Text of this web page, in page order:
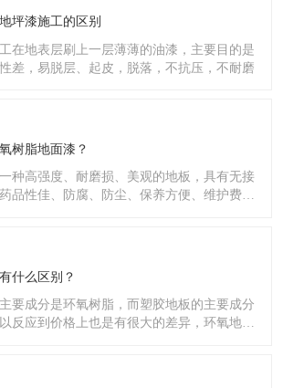
坪漆施工的区别
在地表层刷上一层薄薄的油漆，主要目的是
差，易脱层、起皮，脱落，不抗压，不耐磨
树脂地面漆？
种高强度、耐磨损、美观的地板，具有无接
品性佳、防腐、防尘、保养方便、维护费用
什么区别？
要成分是环氧树脂，而塑胶地板的主要成分
反应到价格上也是有很大的差异，环氧地坪